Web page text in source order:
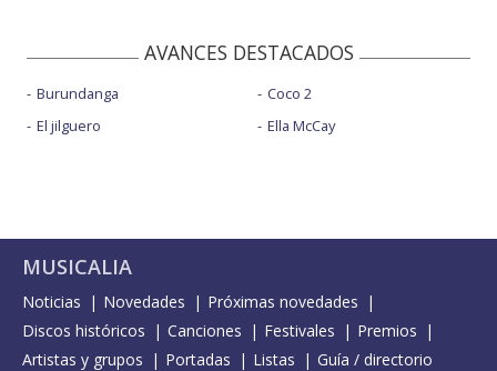
AVANCES DESTACADOS
Burundanga
El jilguero
Coco 2
Ella McCay
MUSICALIA
Noticias Novedades
Próximas novedades
Discos históricos
Canciones Festivales
Premios
Artistas y grupos
Portadas Listas Guía / directorio